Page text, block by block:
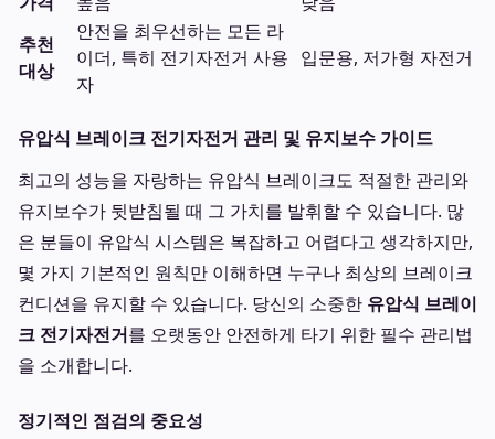
추천
대상
안전을 최우선하는 모든 라
이더, 특히 전기자전거 사용
자
입문용, 저가형 자전거
유압식 브레이크 전기자전거 관리 및 유지보수 가이드
최고의 성능을 자랑하는 유압식 브레이크도 적절한 관리와
유지보수가 뒷받침될 때 그 가치를 발휘할 수 있습니다. 많
은 분들이 유압식 시스템은 복잡하고 어렵다고 생각하지만,
몇 가지 기본적인 원칙만 이해하면 누구나 최상의 브레이크
컨디션을 유지할 수 있습니다. 당신의 소중한 유압식 브레이
크 전기자전거를 오랫동안 안전하게 타기 위한 필수 관리법
을 소개합니다.
정기적인 점검의 중요성